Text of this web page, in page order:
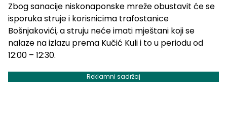
Zbog sanacije niskonaponske mreže obustavit će se
isporuka struje i korisnicima trafostanice
Bošnjakovići, a struju neće imati mještani koji se
nalaze na izlazu prema Kučić Kuli i to u periodu od
12:00 – 12:30.
Reklamni sadržaj